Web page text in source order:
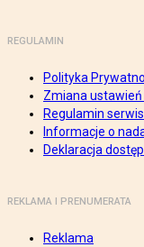
REGULAMIN
Polityka
Zmiana ustawień
Regulamin
Informacje o
Deklaracja
REKLAMA I PRENUMERATA
Reklama